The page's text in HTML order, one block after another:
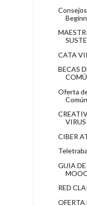
CATA
BECAS
Oferta
Común
VIRUS
CIBER
GUIA
RED